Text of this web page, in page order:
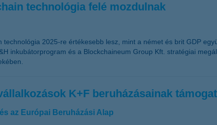
technológia felé mozdulnak
2025-re értékesebb lesz, mint a német és brit GDP
inkubátorprogram és a Blockchaineum Group Kft. stratégiai
K+F beruházásainak
az Európai Beruházási Alap